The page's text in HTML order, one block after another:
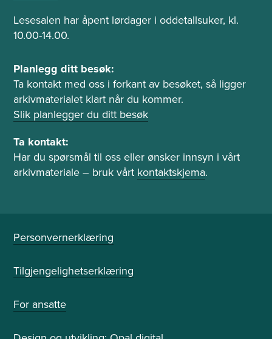
d
e
o
g
e
s
e
s
l
Lesesalen har åpent lørdager i oddetallsuker, kl.
10.00-14.00.
P
l
a
n
l
e
g
g
k
g
a
k
o
Planlegg ditt besøk:
Ta kontakt med oss i forkant av besøket, så ligger
arkivmaterialet klart når du kommer.
Slik planlegger du ditt besøk
Ta kontakt:
Har du spørsmål til oss eller ønsker innsyn i vårt
arkivmateriale – bruk vårt kontaktskjema.
Personvernerklæring
Tilgjengelighetserklæring
For ansatte